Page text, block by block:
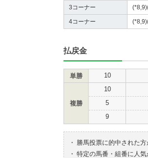
3コーナー
4コーナー
払戻金
単勝 10
複勝
10
5
9
・
勝馬投票に的中された
・ 特定の馬番・組番に人気